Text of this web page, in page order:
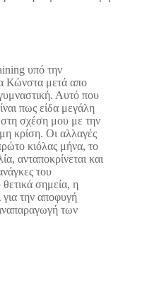
υπό την
Κώνστα μετά απο
Αυτό που
πως είδα μεγάλη
σχέση μου με την
κρίση. Οι αλλαγές
κιόλας μήνα, το
ανταποκρίνεται και
του
σημεία, η
για την αποφυγή
των